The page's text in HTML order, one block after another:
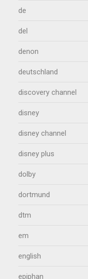
de
del
denon
deutschland
discovery channel
disney
disney channel
disney plus
dolby
dortmund
dtm
em
english
epiphan